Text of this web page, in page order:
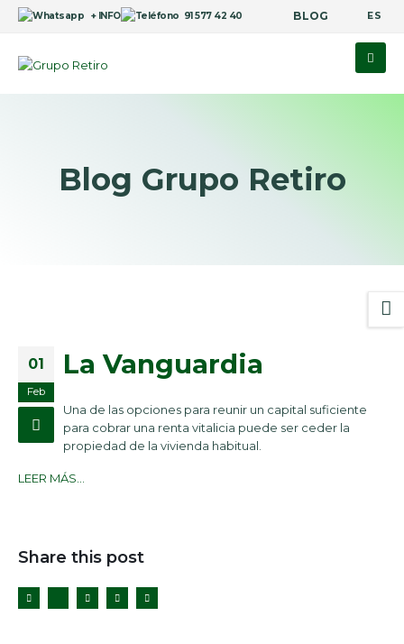
+ INFO 91 577 42 40 BLOG ES
Blog Grupo Retiro
01
Feb
La Vanguardia
Una de las opciones para reunir un capital suficiente
para cobrar una renta vitalicia puede ser ceder la
propiedad de la vivienda habitual.
LEER MÁS…
Share this post